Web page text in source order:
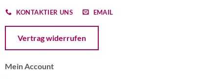
KONTAKTIER UNS EMAIL
Vertrag widerrufen
Mein Account